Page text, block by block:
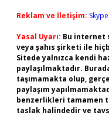
Reklam ve İletişim:
Yasal Uyarı: Bu internet
veya şahıs şirketi ile
Sitede yalnızca kendi
paylaşılmaktadır.
taşımamakta olup,
paylaşım
benzerlikleri tamamen
taslak halindedir ve